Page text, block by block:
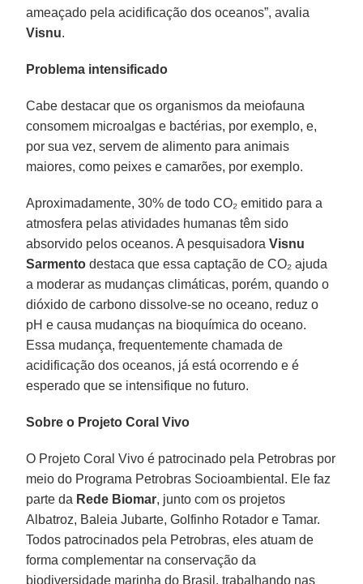
ameaçado pela acidificação dos oceanos”, avalia
Visnu.
Problema intensificado
Cabe destacar que os organismos da meiofauna
consomem microalgas e bactérias, por exemplo, e,
por sua vez, servem de alimento para animais
maiores, como peixes e camarões, por exemplo.
Aproximadamente, 30% de todo CO₂ emitido para a
atmosfera pelas atividades humanas têm sido
absorvido pelos oceanos. A pesquisadoraVisnu
Sarmento destaca que essa captação de CO₂ ajuda
a moderar as mudanças climáticas, porém, quando o
dióxido de carbono dissolve-se no oceano, reduz o
pH e causa mudanças na bioquímica do oceano.
Essa mudança, frequentemente chamada de
acidificação dos oceanos, já está ocorrendo e é
esperado que se intensifique no futuro.
Sobre o Projeto Coral Vivo
O Projeto Coral Vivo é patrocinado pela Petrobras por
meio do Programa Petrobras Socioambiental. Ele faz
parte da Rede Biomar, junto com os projetos
Albatroz, Baleia Jubarte, Golfinho Rotador e Tamar.
Todos patrocinados pela Petrobras, eles atuam de
forma complementar na conservação da
biodiversidade marinha do Brasil, trabalhando nas